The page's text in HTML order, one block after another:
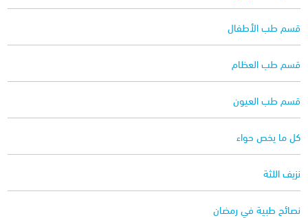
قسم طب الأطفال
قسم طب العظام
قسم طب العيون
كل ما يخص حواء
نزيف اللثة
نصائح طبية في رمضان